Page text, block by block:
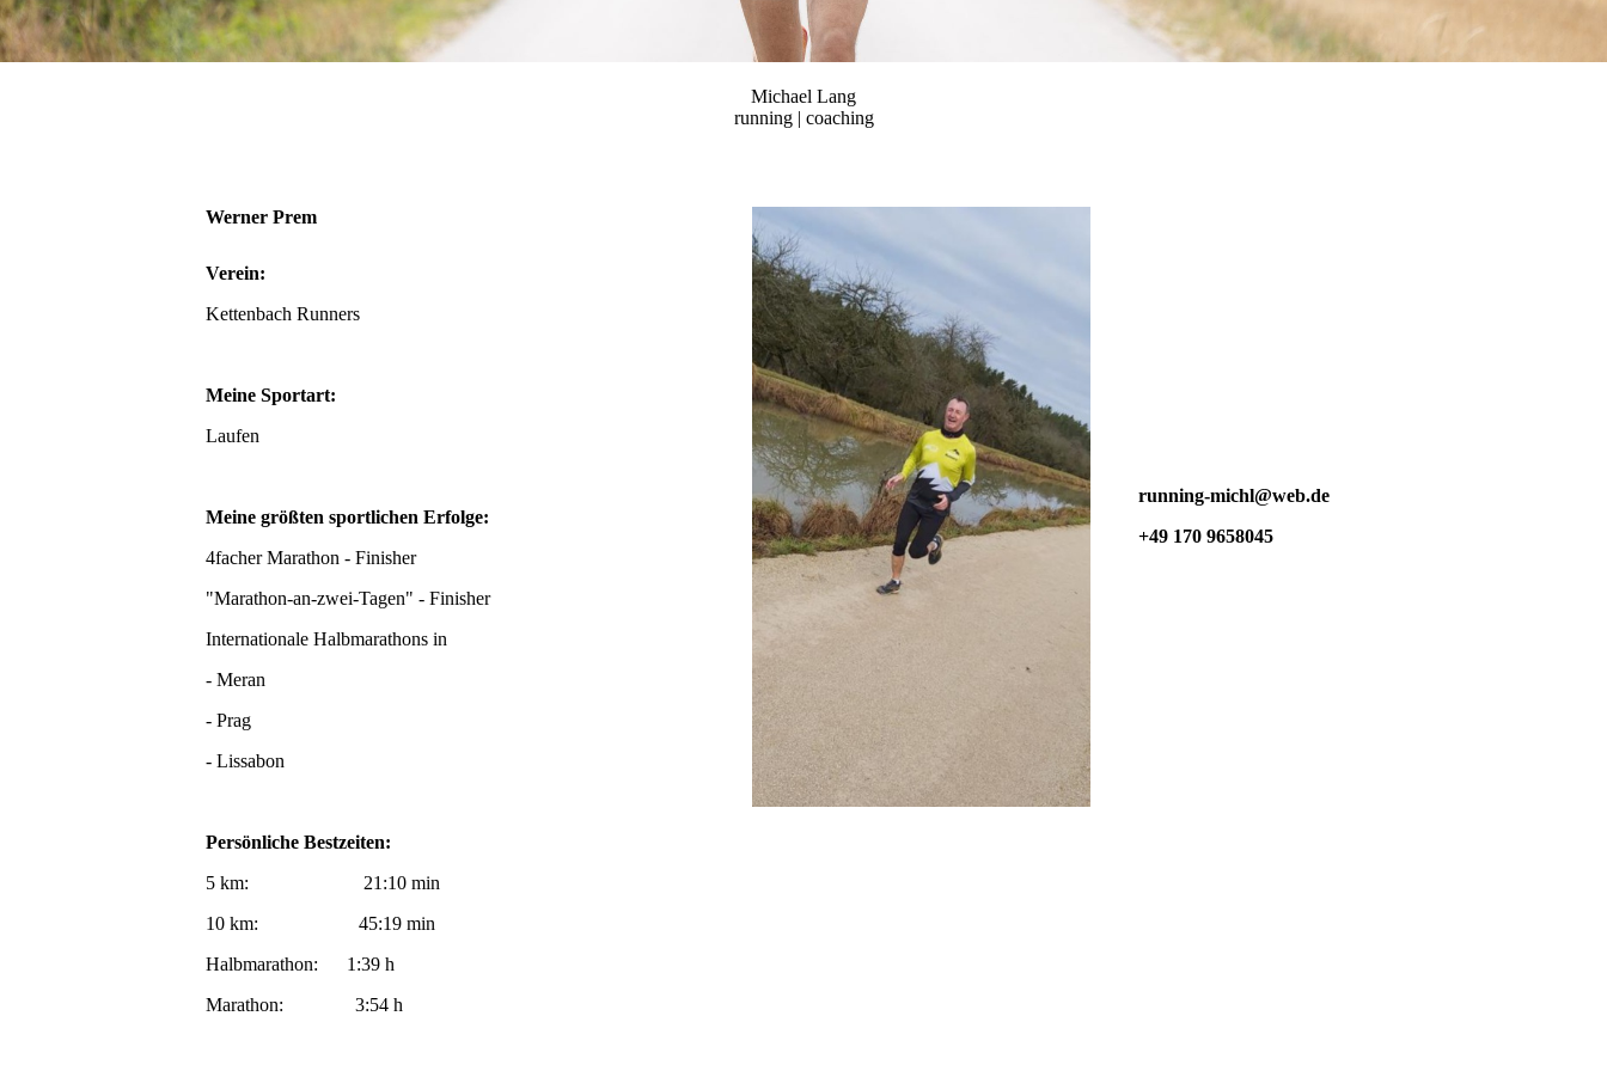
Michael Lang
running | coaching
Werner Prem
Verein:
Kettenbach Runners
Meine Sportart:
Laufen
Meine größten sportlichen Erfolge:
4facher Marathon - Finisher
"Marathon-an-zwei-Tagen" - Finisher
Internationale Halbmarathons in
- Meran
- Prag
- Lissabon
Persönliche Bestzeiten:
5 km: 21:10 min
10 km: 45:19 min
Halbmarathon: 1:39 h
Marathon: 3:54 h
running-michl@web.de
+49 170 9658045